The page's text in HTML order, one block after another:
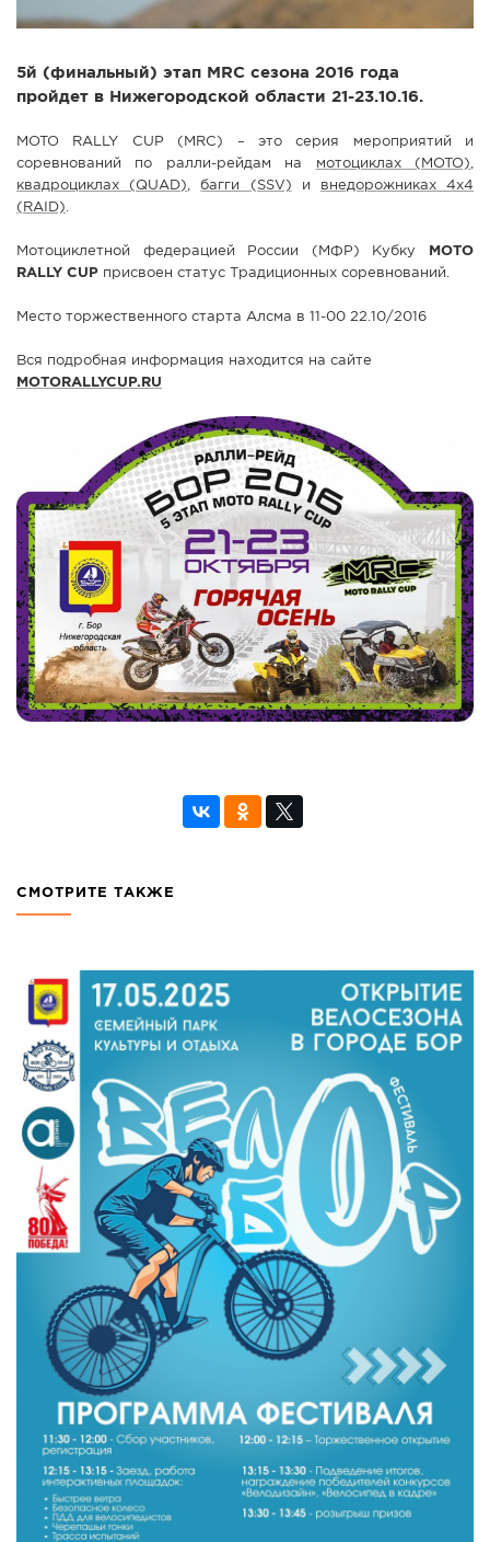
5й (финальный) этап MRC сезона 2016 года
пройдет в Нижегородской области 21-23.10.16.
MOTO RALLY CUP (MRC) – это серия мероприятий и
соревнований по ралли-рейдам на
мотоциклах (MOTO),
квадроциклах (QUAD),багги (SSV) и
внедорожниках 4х4
(RAID).
Мотоциклетной федерацией России (МФР) Кубку
MOTO
RALLY CUP присвоен статус Традиционных соревнований.
Место торжественного старта Алсма в 11-00 22.10/2016
Вся подробная информация находится на сайте
MOTORALLYCUP.RU
СМОТРИТЕ ТАКЖЕ